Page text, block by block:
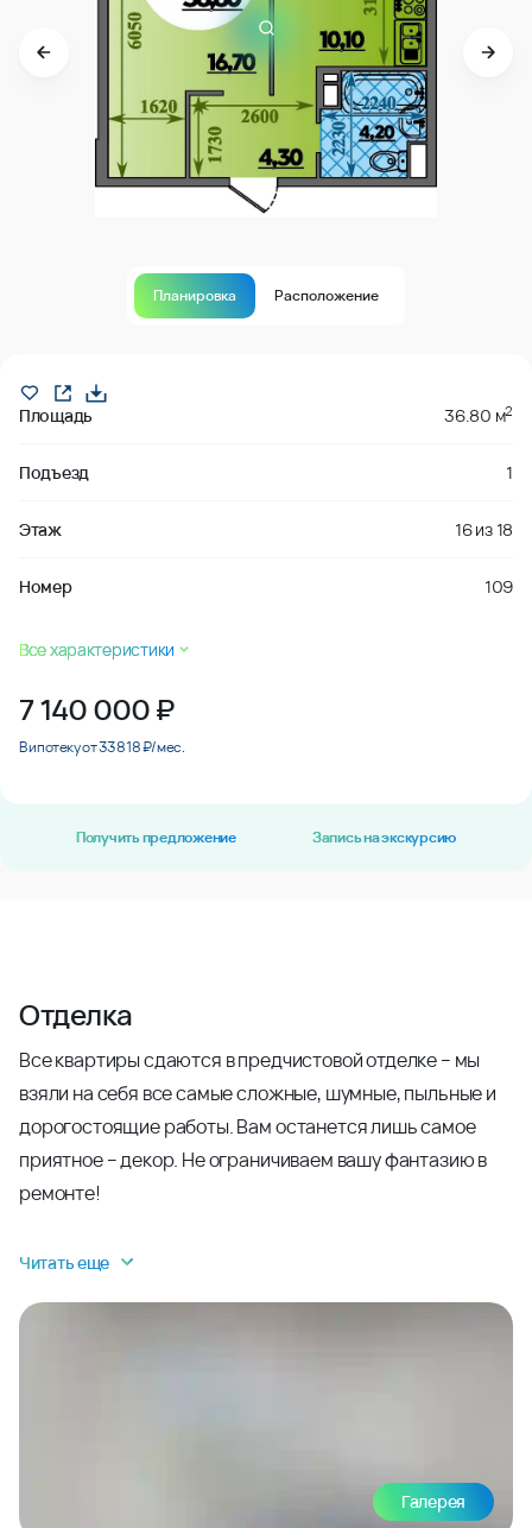
Планировка Расположение
Площадь 36.80 м2
Подъезд 1
Этаж 16из18
Номер 109
Все характеристики
7 140 000₽
В ипотеку от 33 818 ₽/мес.
Получить предложение Запись на экскурсию
Отделка
Все квартиры сдаются в предчистовой отделке – мы
взяли на себя все самые сложные, шумные, пыльные и
дорогостоящие работы. Вам останется лишь самое
приятное – декор. Не ограничиваем вашу фантазию в
ремонте!
Читать еще
Галерея